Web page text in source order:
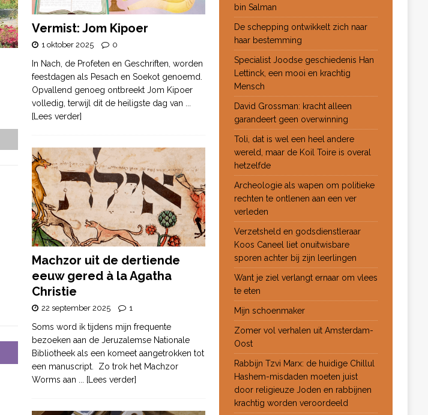
Vermist: Jom Kipoer
1 oktober 2025 0
In Nach, de Profeten en Geschriften, worden
feestdagen als Pesach en Soekot genoemd.
Opvallend genoeg ontbreekt Jom Kipoer
volledig, terwijl dit de heiligste dag van
[Lees verder]
Machzor uit de dertiende
eeuw gered à la Agatha
Christie
22 september 2025 1
Soms word ik tijdens mijn frequente
bezoeken aan de Jeruzalemse Nationale
Bibliotheek als een komeet aangetrokken tot
een manuscript. Zo trok het Machzor
Worms aan ... [Lees verder]
bin Salman
De schepping ontwikkelt zich naar
haar bestemming
Specialist Joodse geschiedenis Han
Lettinck, een mooi en krachtig
Mensch
David Grossman: kracht alleen
garandeert geen overwinning
Toli, dat is wel een heel andere
wereld, maar de Koil Toire is overal
hetzelfde
Archeologie als wapen om politieke
rechten te ontlenen aan een ver
verleden
Verzetsheld en godsdienstleraar
Koos Caneel liet onuitwisbare
sporen achter bij zijn leerlingen
Want je ziel verlangt ernaar om vlees
te eten
Mijn schoenmaker
Zomer vol verhalen uit Amsterdam-
Oost
Rabbijn Tzvi Marx: de huidige Chillul
Hashem-misdaden moeten juist
door religieuze Joden en rabbijnen
krachtig worden veroordeeld